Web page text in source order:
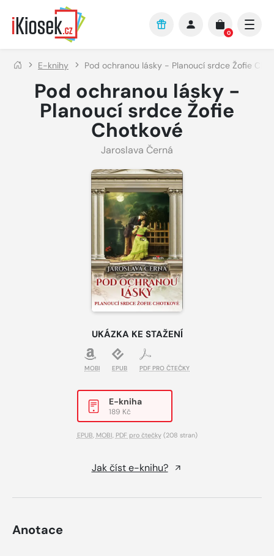
Přejít na hlavní obsah
0
E-knihy Pod ochranou lásky - Planoucí srdce Žofie
Pod ochranou lásky -
Planoucí srdce Žofie
Chotkové
Jaroslava Černá
UKÁZKA KE STAŽENÍ
MOBI EPUB PDF PRO ČTEČKY
E-kniha
189 Kč
EPUB, MOBI, PDF pro čtečky(208 stran)
Jak číst e-knihu?
Anotace